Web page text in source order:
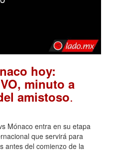
hoy:
minuto a
amistoso.
Mónaco entra en su etapa
que servirá para
antes del comienzo de la